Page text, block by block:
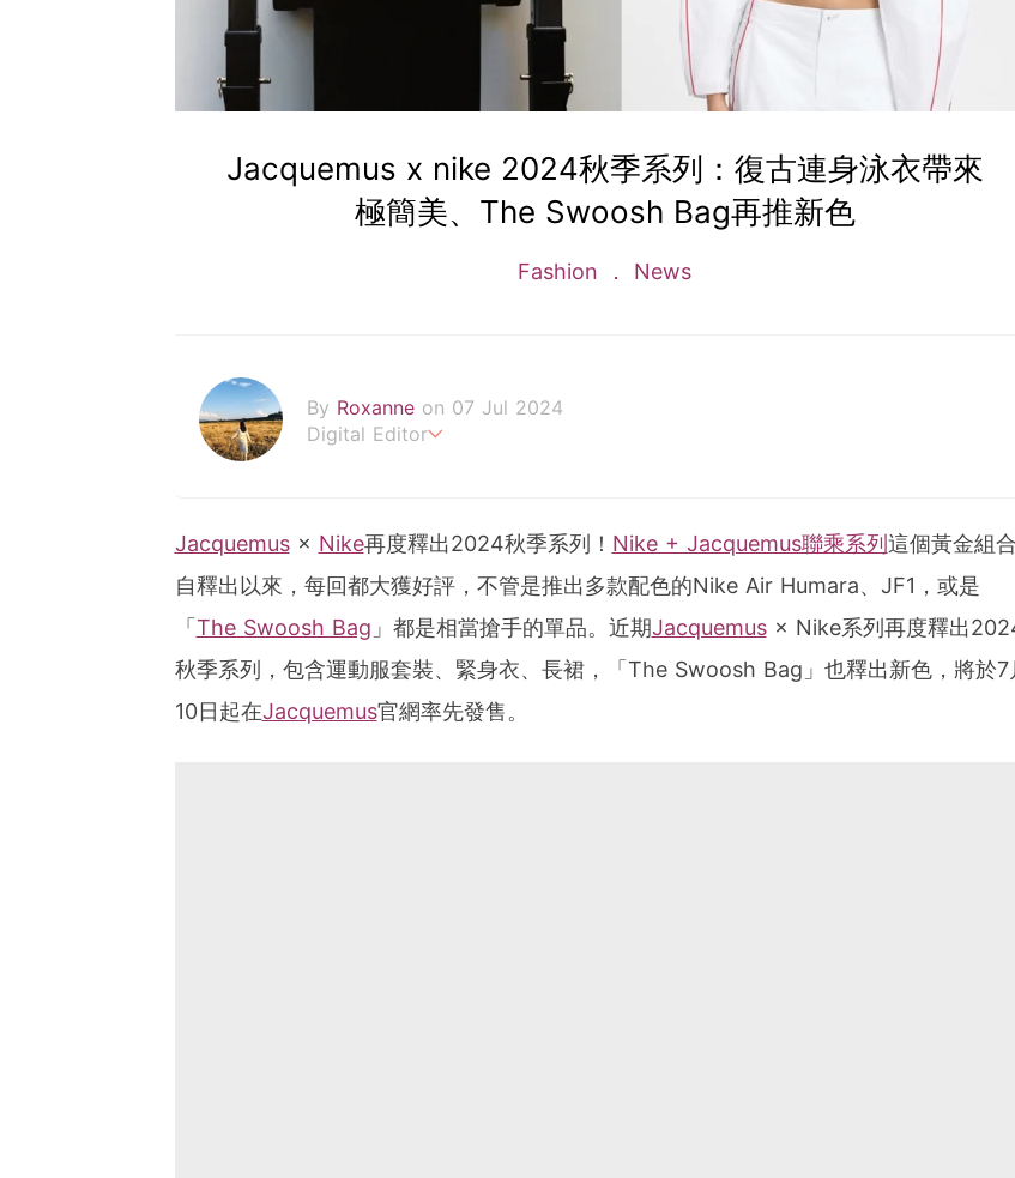
Jacquemus x nike 2024秋季系列：復古連身泳衣帶來
極簡美、The Swoosh Bag再推新色
Fashion News
By Roxanne on 07 Jul 2024
Digital Editor
roxanne.lee@poplady-mag.com
Jacquemus× Nike再度釋出2024秋季系列！ Nike + Jacquemus聯乘系列 這個黃金組合
自釋出以來，每回都大獲好評，不管是推出多款配色的Nike Air Humara、JF1，或是
「 The Swoosh Bag 」都是相當搶手的單品。近期Jacquemus× Nike系列再度釋出
秋季系列，包含運動服套裝、緊身衣、長裙，「The Swoosh Bag」也釋出新色，將於7
10日起在Jacquemus官網率先發售。